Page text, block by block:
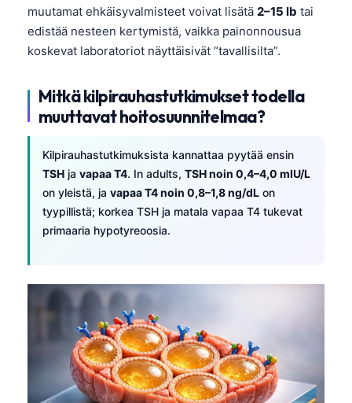
muutamat ehkäisyvalmisteet voivat lisätä 2–15 lb tai
edistää nesteen kertymistä, vaikka painonnousua
koskevat laboratoriot näyttäisivät “tavallisilta”.
Mitkä kilpirauhastutkimukset todella
muuttavat hoitosuunnitelmaa?
Kilpirauhastutkimuksista kannattaa pyytää ensin
TSH ja vapaa T4. In adults, TSH noin 0,4–4,0 mIU/L
on yleistä, ja vapaa T4 noin 0,8–1,8 ng/dL on
tyypillistä; korkea TSH ja matala vapaa T4 tukevat
primaaria hypotyreoosia.